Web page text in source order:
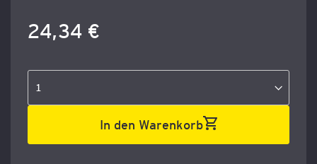
24,34 €
In den Warenkorb